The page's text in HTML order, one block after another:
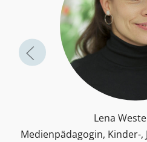
Lena
Medienpädagogin, Kinder-